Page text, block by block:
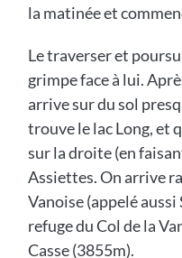
la matinée et
Le traverser et
grimpe face à lui.
arrive sur du sol
trouve le lac Long, et
sur la droite (en
Assiettes. On arrive
Vanoise (appelé
refuge du Col de la
Casse (3855m).